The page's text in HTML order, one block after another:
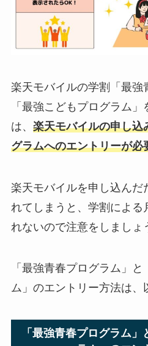
楽天モバイルの学割「最強
「最強こどもプログラム
は、 楽天モバイルの申し込
グラムへのエントリーが必
楽天モバイルを申し込んだ
れてしまうと、学割による
れないので注意をしましょ
「最強青春プログラム」
ム」のエントリー方法は、
「最強青春プログラム